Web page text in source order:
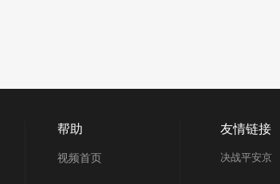
帮助
视频首页
友情链接
决战平安京